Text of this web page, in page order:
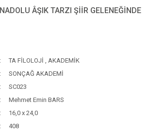
ÂŞIK TARZI ŞİİR GELENEĞİNDE
TA FİLOLOJİ ,AKADEMİK
SONÇAĞ AKADEMİ
SC023
Mehmet Emin BARS
16,0 x 24,0
408